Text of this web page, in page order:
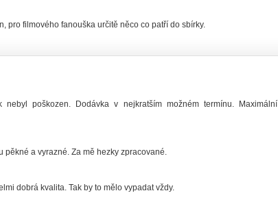
pro filmového fanouška určitě něco co patří do sbírky.
poškozen. Dodávka v nejkratším možném termínu. Maximální
pěkné a vyrazné. Za mě hezky zpracované.
dobrá kvalita. Tak by to mělo vypadat vždy.